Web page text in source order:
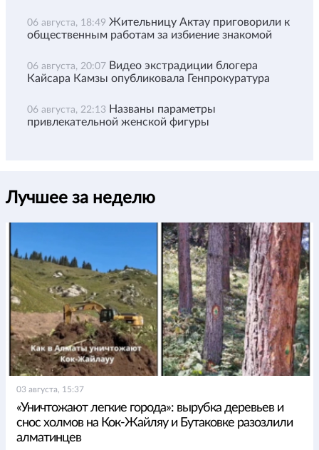
06 августа, 18:49 Жительницу Актау приговорили к
общественным работам за избиение знакомой
06 августа, 20:07 Видео экстрадиции блогера
Кайсара Камзы опубликовала Генпрокуратура
06 августа, 22:13 Названы параметры
привлекательной женской фигуры
Лучшее за неделю
03 августа, 15:37
«Уничтожают легкие города»: вырубка деревьев и
снос холмов на Кок-Жайляу и Бутаковке разозлили
алматинцев